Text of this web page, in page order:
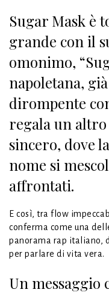
Sugar Mask è
grande con il
omonimo,
napoletana,
dirompente
regala un altro
sincero, dove
nome si
affrontati.
E così, tra flow
conferma come una
panorama rap italiano,
per parlare di vita vera.
Un messaggio